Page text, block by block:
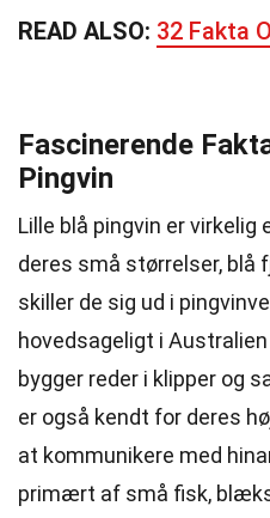
READ ALSO: 32 Fakta
Fascinerende
Pingvin
Lille blå pingvin er virkelig
deres små størrelser, blå
skiller de sig ud i
hovedsageligt i
bygger reder i klipper og
er også kendt for deres
at kommunikere med
primært af små fisk,